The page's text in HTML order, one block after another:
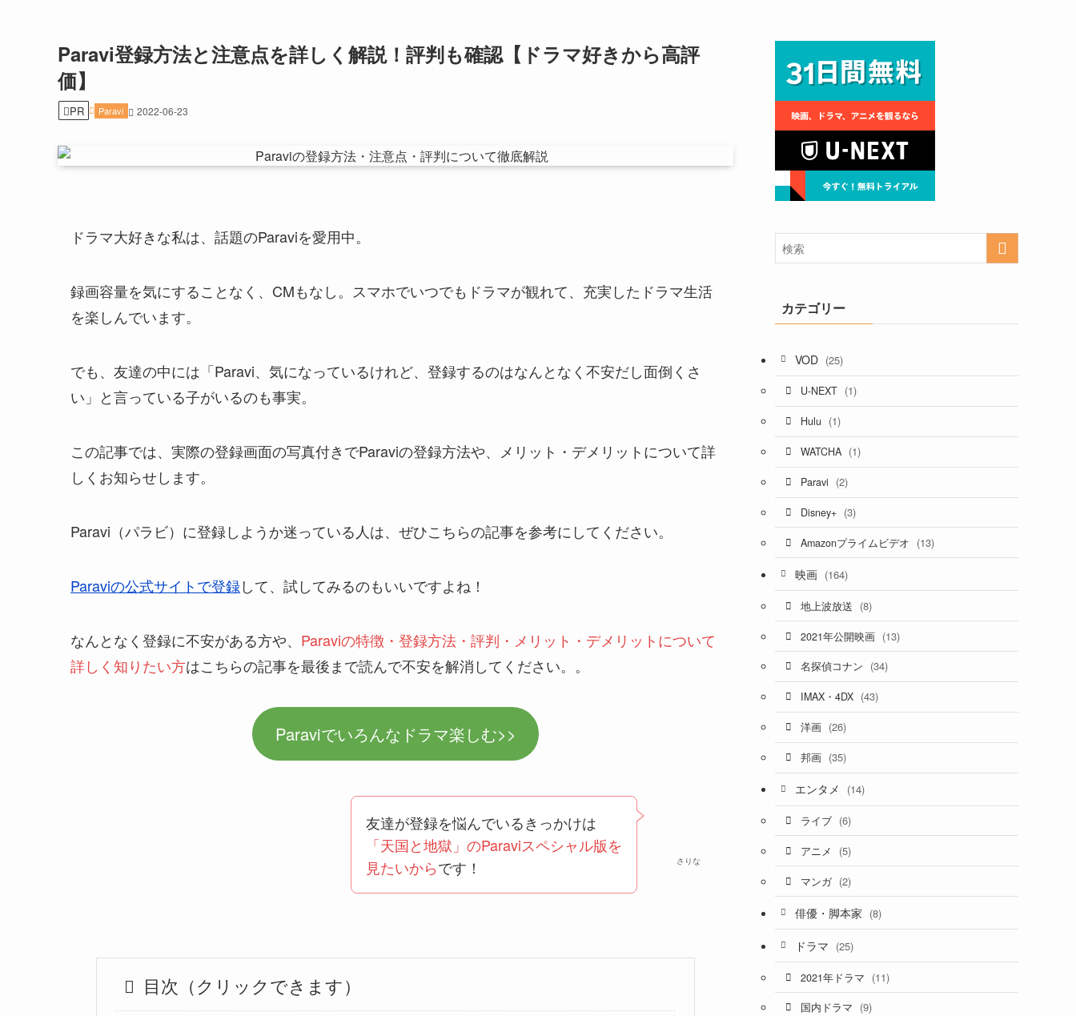
Paravi登録方法と注意点を詳しく解説！評判も確認【ドラマ好きから高評
価】
PR Paravi 2022-06-23
ドラマ大好きな私は、話題のParaviを愛用中。
録画容量を気にすることなく、CMもなし。スマホでいつでもドラマが観れて、充実したドラマ生活
を楽しんでいます。
でも、友達の中には「Paravi、気になっているけれど、登録するのはなんとなく不安だし面倒くさ
い」と言っている子がいるのも事実。
この記事では、実際の登録画面の写真付きでParaviの登録方法や、メリット・デメリットについて詳
しくお知らせします。
Paravi（パラビ）に登録しようか迷っている人は、ぜひこちらの記事を参考にしてください。
Paraviの公式サイトで登録して、試してみるのもいいですよね！
なんとなく登録に不安がある方や、 Paraviの特徴・登録方法・評判・メリット・デメリットについて
詳しく知りたい方はこちらの記事を最後まで読んで不安を解消してください。。
Paraviでいろんなドラマ楽しむ>>
さりな
友達が登録を悩んでいるきっかけは
「天国と地獄」のParaviスペシャル版を
見たいからです！
目次（クリックできます）
カテゴリー
VOD (25)
U-NEXT (1)
Hulu (1)
WATCHA (1)
Paravi (2)
Disney+ (3)
Amazonプライムビデオ (13)
映画 (164)
地上波放送 (8)
2021年公開映画 (13)
名探偵コナン (34)
IMAX・4DX (43)
洋画 (26)
邦画 (35)
エンタメ (14)
ライブ (6)
アニメ (5)
マンガ (2)
俳優・脚本家 (8)
ドラマ (25)
2021年ドラマ (11)
国内ドラマ (9)